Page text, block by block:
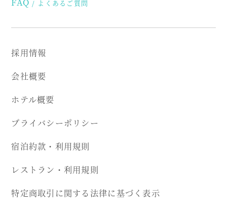
よくあるご質問
採用情報
会社概要
ホテル概要
プライバシーポリシー
宿泊約款・利用規則
レストラン・利用規則
特定商取引に関する法律に基づく表示